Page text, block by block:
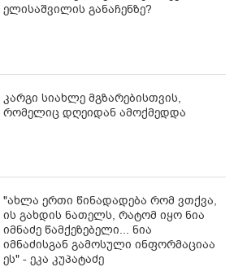
ელისაშვილის განაჩენზე?
კარგი სიახლე მგზარებისთვის,
რომელიც დღეიდან ამოქმედდა
"ახლა ერთი წინადადება რომ ვთქვა,
ის გახდის ნათელს, რატომ იყო ნია
იმნაძე წამქეზებელი... ნია
იმნაძისგან გამოსული ინფორმაციაა
ეს" - ეკა კუპატაძე